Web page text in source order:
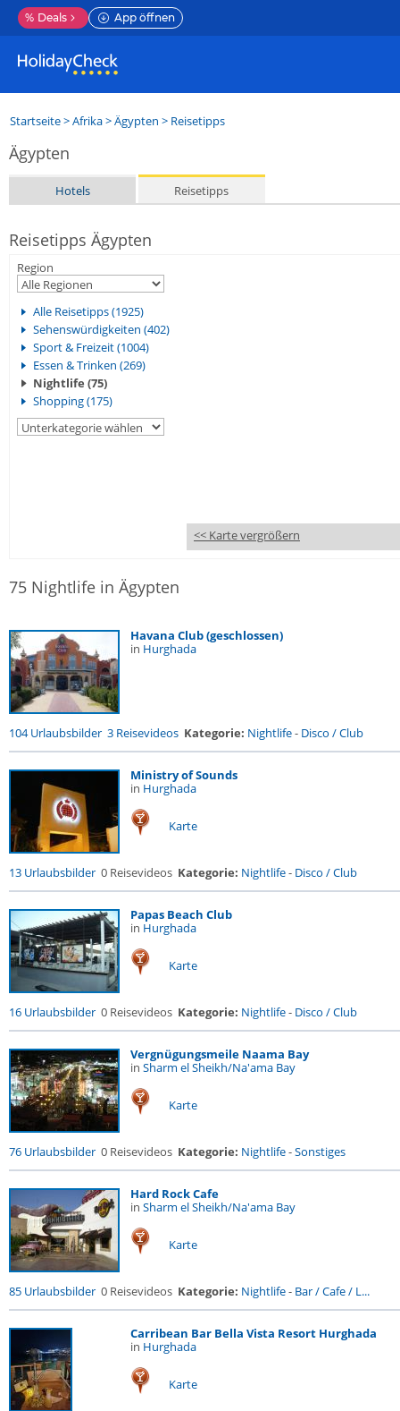
% Deals App öffnen
Startseite>Afrika>Ägypten > Reisetipps
Ägypten
Hotels Reisetipps
Reisetipps Ägypten
Region
Alle Reisetipps (1925)
Sehenswürdigkeiten (402)
Sport & Freizeit (1004)
Essen & Trinken (269)
Nightlife (75)
Shopping (175)
<< Karte vergrößern
75 Nightlife in Ägypten
Havana Club (geschlossen)
in Hurghada
104 Urlaubsbilder 3 Reisevideos Kategorie: Nightlife- Disco / Club
Ministry of Sounds
in Hurghada
Karte
13 Urlaubsbilder 0 Reisevideos Kategorie: Nightlife- Disco / Club
Papas Beach Club
in Hurghada
Karte
16 Urlaubsbilder 0 Reisevideos Kategorie: Nightlife- Disco / Club
Vergnügungsmeile Naama Bay
in Sharm el Sheikh/Na'ama Bay
Karte
76 Urlaubsbilder 0 Reisevideos Kategorie: Nightlife-Sonstiges
Hard Rock Cafe
in Sharm el Sheikh/Na'ama Bay
Karte
85 Urlaubsbilder 0 Reisevideos Kategorie: Nightlife- Bar / Cafe / L...
Carribean Bar Bella Vista Resort Hurghada
in Hurghada
Karte